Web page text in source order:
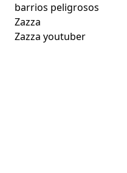
barrios peligrosos
Zazza
Zazza youtuber